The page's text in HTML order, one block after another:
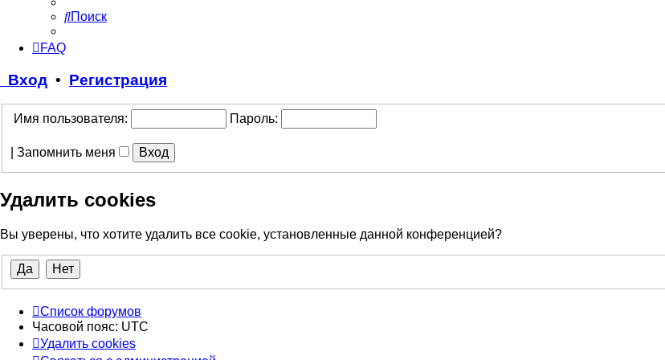
Поиск
FAQ
Вход • Регистрация
Имя пользователя: Пароль:
Запомнить меня
Удалить cookies
Вы уверены, что хотите удалить все cookie, установленные данной конференцией?
Список форумов
Часовой пояс: UTC
Удалить cookies